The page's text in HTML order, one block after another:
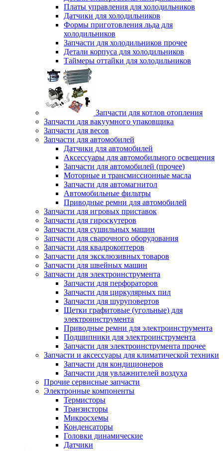
Платы управления для холодильников
Датчики для холодильников
Формы приготовления льда для
холодильников
Запчасти для холодильников прочее
Детали корпуса для холодильников
Таймеры оттайки для холодильников
Запчасти для котлов отопления
Запчасти для вакуумного упаковщика
Запчасти для весов
Запчасти для автомобилей
Датчики для автомобилей
Аксессуары для автомобильного освещения
Запчасти для автомобилей (прочее)
Моторные и трансмиссионные масла
Запчасти для автомагнитол
Автомобильные фильтры
Приводные ремни для автомобилей
Запчасти для игровых приставок
Запчасти для гироскутеров
Запчасти для сушильных машин
Запчасти для сварочного оборудования
Запчасти для квадрокоптеров
Запчасти для эксклюзивных товаров
Запчасти для швейных машин
Запчасти для электроинструмента
Запчасти для перфораторов
Запчасти для циркулярных пил
Запчасти для шуруповертов
Щетки графитовые (угольные) для
электроинструмента
Приводные ремни для электроинструмента
Подшипники для электроинструмента
Запчасти для электроинструмента прочее
Запчасти и аксессуары для климатической техники
Запчасти для кондиционеров
Запчасти для увлажнителей воздуха
Прочие сервисные запчасти
Электронные компоненты
Термисторы
Транзисторы
Микросхемы
Конденсаторы
Головки динамические
Датчики